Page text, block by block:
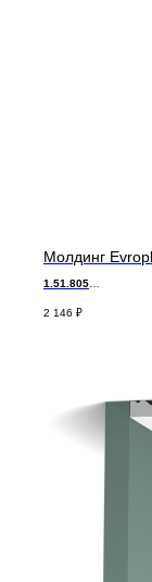
Молдинг
1.51.805
2 146 ₽